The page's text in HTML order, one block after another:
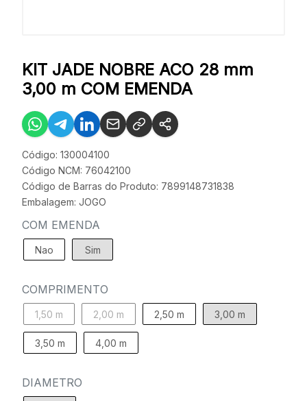
KIT JADE NOBRE ACO 28 mm
3,00 m COM EMENDA
Código: 130004100
Código NCM: 76042100
Código de Barras do Produto: 7899148731838
Embalagem: JOGO
COM EMENDA
Nao Sim
COMPRIMENTO
1,50 m 2,00 m 2,50 m 3,00 m
3,50 m 4,00 m
DIAMETRO